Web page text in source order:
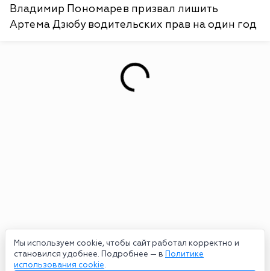
Мы используем cookie, чтобы сайт работал корректно и
становился удобнее. Подробнее — в Политике
использования cookie.
Владимир Пономарев призвал лишить
Артема Дзюбу водительских прав на один год